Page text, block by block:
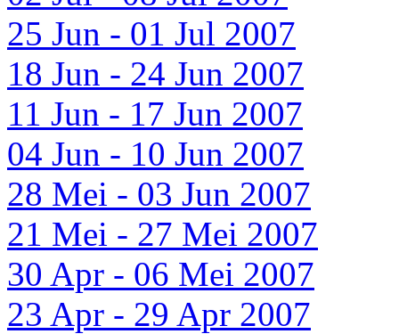
25 Jun - 01 Jul 2007
18 Jun - 24 Jun 2007
11 Jun - 17 Jun 2007
04 Jun - 10 Jun 2007
28 Mei - 03 Jun 2007
21 Mei - 27 Mei 2007
30 Apr - 06 Mei 2007
23 Apr - 29 Apr 2007